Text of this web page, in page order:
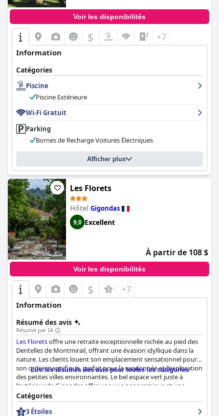
Voir les disponibilités
$ +7
Information
Catégories
Piscine
Piscine Extérieure
Wi-Fi Gratuit
Parking
Bornes de Recharge Voitures Électriques
Afficher plus
Les Florets
Hôtel Gigondas
9,0 Excellent
À partir de 108 $
Voir les disponibilités
$ +7
Information
Résumé des avis
Résumé par IA
Les Floretsoffre une retraite exceptionnelle nichée au pied des
Dentelles de Montmirail, offrant une évasion idyllique dans la
nature. Les clients louent son emplacement sensationnel pour
son cadre magnifique, parfait pour la randonnée et l'exploration
des petites villes environnantes. Le bel espace vert juste à
l'extérieur de Gigondas offre une vue panoramique et une
atmosphère paisible et romantique, ce qui en fait une
destination prisée des amoureux de la nature et de ceux qui
recherchent la tranquillité.
Lire les résumés des avis pour toutes les catégories
Catégories
3 Étoiles